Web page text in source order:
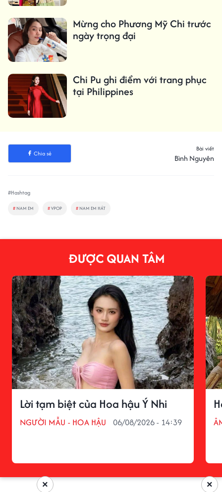
Mừng cho Phương Mỹ Chi trước
ngày trọng đại
Chi Pu ghi điểm với trang phục
tại Philippines
Chia sẻ
Bài viết
Bình Nguyên
#Hashtag
# NAM EM #VPOP # NAM EM HÁT
ĐƯỢC QUAN TÂM
Lời tạm biệt của Hoa hậu Ý Nhi
NGƯỜI MẪU - HOA HẬU 06/08/2026 - 14:39
×
×